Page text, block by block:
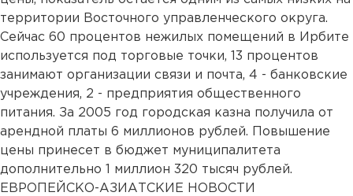
территории Восточного управленческого округа.
Сейчас 60 процентов нежилых помещений в Ирбите
используется под торговые точки, 13 процентов
занимают организации связи и почта, 4 - банковские
учреждения, 2 - предприятия общественного
питания. За 2005 год городская казна получила от
арендной платы 6 миллионов рублей. Повышение
цены принесет в бюджет муниципалитета
дополнительно 1 миллион 320 тысяч рублей.
ЕВРОПЕЙСКО-АЗИАТСКИЕ НОВОСТИ